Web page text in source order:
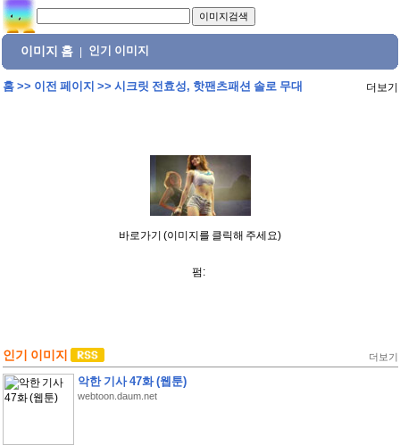
이미지 홈 인기 이미지
홈>> 이전 페이지 >> 시크릿 전효성, 핫팬츠패션 솔로 무대 더보기
바로가기 (이미지를 클릭해 주세요)
펌:
인기 이미지 더보기
악한 기사 47화 (웹툰)
webtoon.daum.net